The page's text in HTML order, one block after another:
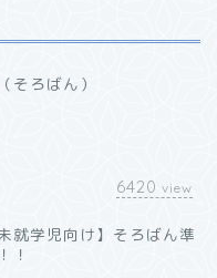
そろばん）
6420 view
就学児向け】そろばん準
！